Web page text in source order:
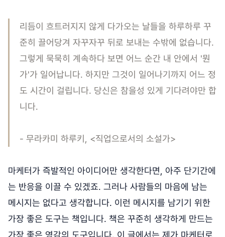
리듬이 흐트러지지 않게 다가오는 날들을 하루하루 꾸
준히 끌어당겨 자꾸자꾸 뒤로 보내는 수밖에 없습니다.
그렇게 묵묵히 계속하다 보면 어느 순간 내 안에서 '뭔
가'가 일어납니다. 하지만 그것이 일어나기까지 어느 정
도 시간이 걸립니다. 당신은 참을성 있게 기다려야만 합
니다.
- 무라카미 하루키, <직업으로서의 소설가>
마케터가 즉발적인 아이디어만 생각한다면, 아주 단기간에
는 반응을 이끌 수 있겠죠. 그러나 사람들의 마음에 남는
메시지는 없다고 생각합니다. 이런 메시지를 남기기 위한
가장 좋은 도구는 책입니다. 책은 꾸준히 생각하게 만드는
가장 좋은 영감의 도구입니다. 이 글에서는 제가 마케터로